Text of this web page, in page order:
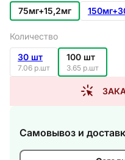
75мг+15,2мг
Количество
30 шт
7.06 р.шт
100 шт
3.65 р.шт
Самовывоз и